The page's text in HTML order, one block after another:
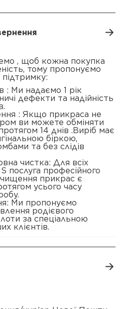
, щоб кожна покупка
тому пропонуємо
: Ми надаємо 1 рік
дефекти та надійність
: Якщо прикраса не
ви можете обміняти
14 днів .Виріб має
біркою,
та без слідів
чистка: Для всіх
послуга професійного
прикрас є
усього часу
Ми пропонуємо
родієвого
за спеціальною
клієнтів.